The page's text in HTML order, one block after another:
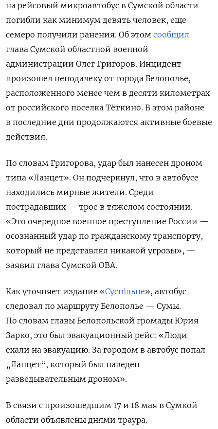
на рейсовый микроавтобус в Сумской области
погибли как минимум девять человек, еще
семеро получили ранения. Об этом сообщил
глава Сумской областной военной
администрации Олег Григоров. Инцидент
произошел неподалеку от города Белополье,
расположенного менее чем в десяти километрах
от российского поселка Тёткино. В этом районе
в последние дни продолжаются активные боевые
действия.
По словам Григорова, удар был нанесен дроном
типа «Ланцет». Он подчеркнул, что в автобусе
находились мирные жители. Среди
пострадавших — трое в тяжелом состоянии.
«Это очередное военное преступление России —
осознанный удар по гражданскому транспорту,
который не представлял никакой угрозы», —
заявил глава Сумской ОВА.
Как уточняет издание «Суспільне», автобус
следовал по маршруту Белополье — Сумы.
По словам главы Белопольской громады Юрия
Зарко, это был эвакуационный рейс: «Люди
ехали на эвакуацию. За городом в автобус попал
„Ланцет“, который был наведен
разведывательным дроном».
В связи с произошедшим 17 и 18 мая в Сумкой
области объявлены днями траура.